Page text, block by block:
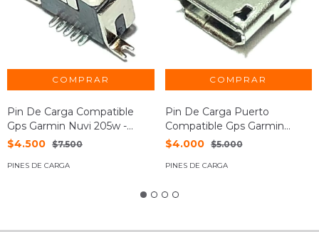
Pin De Carga Compatible
Gps Garmin Nuvi 205w -
Nuñez
$4.500 $7.500
PINES DE CARGA
Pin De Carga Puerto
Compatible Gps Garmin
Edge 520 530
$4.000 $5.000
PINES DE CARGA